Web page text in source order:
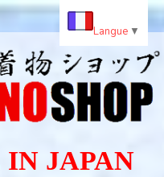
IN JAPAN
Langue ▼